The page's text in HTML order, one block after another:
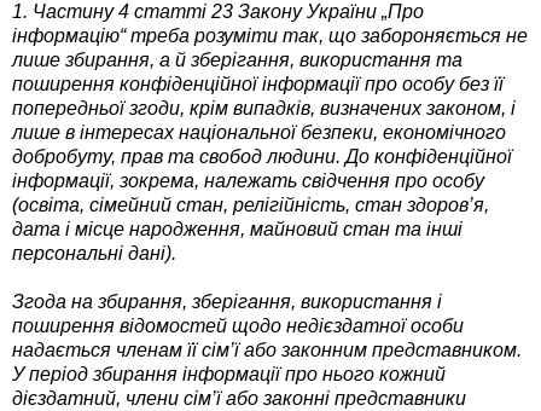
1. Частину 4 статті 23 Закону України „Про
інформацію“ треба розуміти так, що забороняється не
лише збирання, а й зберігання, використання та
поширення конфіденційної інформації про особу без її
попередньої згоди, крім випадків, визначених законом, і
лише в інтересах національної безпеки, економічного
добробуту, прав та свобод людини. До конфіденційної
інформації, зокрема, належать свідчення про особу
(освіта, сімейний стан, релігійність, стан здоров’я,
дата і місце народження, майновий стан та інші
персональні дані).
Згода на збирання, зберігання, використання і
поширення відомостей щодо недієздатної особи
надається членам її сім’ї або законним представником.
У період збирання інформації про нього кожний
дієздатний, члени сім’ї або законні представники